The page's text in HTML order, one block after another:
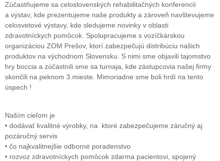
Zúčastňujeme sa celoslovenských rehabilitačných konferencií
a výstav, kde prezentujeme naše produkty a zároveň navštevujeme
celosvetové výstavy, kde sledujeme novinky v oblasti
zdravotníckych pomôcok. Spolupracujeme s vozíčkárskou
organizáciou ZOM Prešov, ktorí zabezpečujú distribúciu našich
produktov na východnom Slovensku. S nimi sme objavili tajomstvo
hry boccia a zúčastnili sme sa turnaja, kde zástupcovia našej firmy
skončili na peknom 3.mieste. Mimoriadne sme boli hrdí na tento
úspech !
Naším cieľom je
• dodávať kvalitné výrobky, na ktoré zabezpečujeme záručný aj
pozáručný servis
• čo najkvalitnejšie odborné poradenstvo
• rozvoz zdravotníckych pomôcok zdarma pacientovi, spojený